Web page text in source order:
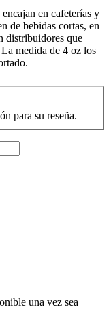
en cafeterías y
de bebidas cortas, en
distribuidores que
medida de 4 oz los
para su reseña.
una vez sea